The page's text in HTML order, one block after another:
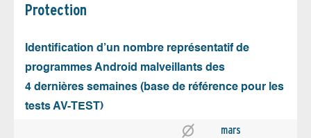
Protection
Identification d’un nombre représentatif de
programmes Android malveillants des
4 dernières semaines (base de référence pour les
tests AV-TEST)
mars